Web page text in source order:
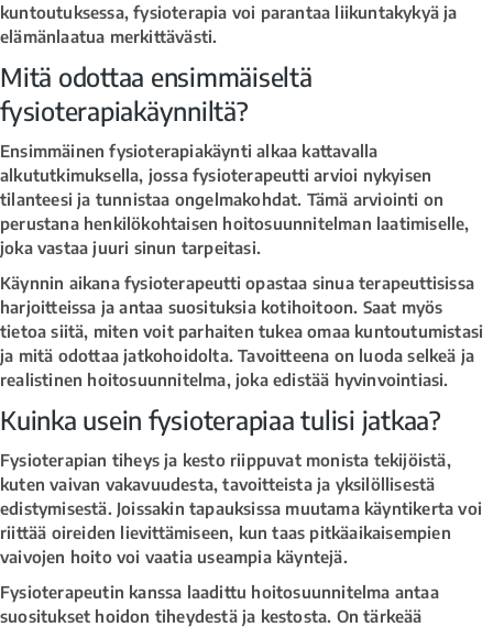
kuntoutuksessa, fysioterapia voi parantaa liikuntakykyä ja
elämänlaatua merkittävästi.
Mitä odottaa ensimmäiseltä
fysioterapiakäynniltä?
Ensimmäinen fysioterapiakäynti alkaa kattavalla
alkututkimuksella, jossa fysioterapeutti arvioi nykyisen
tilanteesi ja tunnistaa ongelmakohdat. Tämä arviointi on
perustana henkilökohtaisen hoitosuunnitelman laatimiselle,
joka vastaa juuri sinun tarpeitasi.
Käynnin aikana fysioterapeutti opastaa sinua terapeuttisissa
harjoitteissa ja antaa suosituksia kotihoitoon. Saat myös
tietoa siitä, miten voit parhaiten tukea omaa kuntoutumistasi
ja mitä odottaa jatkohoidolta. Tavoitteena on luoda selkeä ja
realistinen hoitosuunnitelma, joka edistää hyvinvointiasi.
Kuinka usein fysioterapiaa tulisi jatkaa?
Fysioterapian tiheys ja kesto riippuvat monista tekijöistä,
kuten vaivan vakavuudesta, tavoitteista ja yksilöllisestä
edistymisestä. Joissakin tapauksissa muutama käyntikerta voi
riittää oireiden lievittämiseen, kun taas pitkäaikaisempien
vaivojen hoito voi vaatia useampia käyntejä.
Fysioterapeutin kanssa laadittu hoitosuunnitelma antaa
suositukset hoidon tiheydestä ja kestosta. On tärkeää